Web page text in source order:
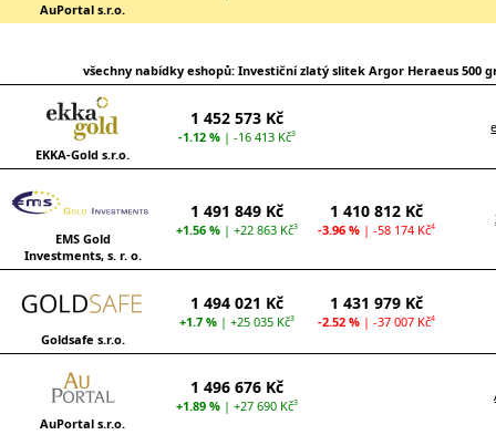
AuPortal s.r.o.
všechny nabídky eshopů: Investiční zlatý slitek Argor Heraeus 500
EKKA-Gold s.r.o.
1 452 573 Kč
-1.12 % | -16 413 Kč3
EMS Gold
Investments, s. r. o.
1 491 849 Kč
+1.56 % | +22 863 Kč3
1 410 812 Kč
-3.96 % | -58 174 Kč4
Goldsafe s.r.o.
1 494 021 Kč
+1.7 % | +25 035 Kč3
1 431 979 Kč
-2.52 % | -37 007 Kč4
AuPortal s.r.o.
1 496 676 Kč
+1.89 % | +27 690 Kč3